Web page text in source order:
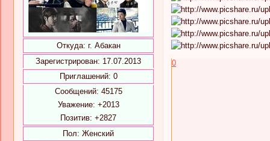
Откуда: г. Абакан
Зарегистрирован: 17.07.2013
Приглашений: 0
Сообщений: 45175
Уважение: +2013
Позитив: +2827
Пол: Женский
0